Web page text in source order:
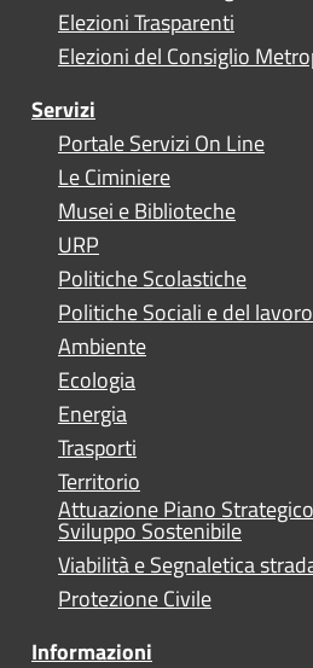
Elezioni Trasparenti
Elezioni del Consiglio
Servizi
Portale Servizi On Line
Le Ciminiere
Musei e Biblioteche
URP
Politiche Scolastiche
Politiche Sociali e del lavoro
Ambiente
Ecologia
Energia
Trasporti
Territorio
Attuazione Piano
Sviluppo Sostenibile
Viabilità e Segnaletica
Protezione Civile
Informazioni